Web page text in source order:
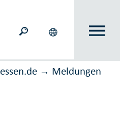
essen.de → Meldungen